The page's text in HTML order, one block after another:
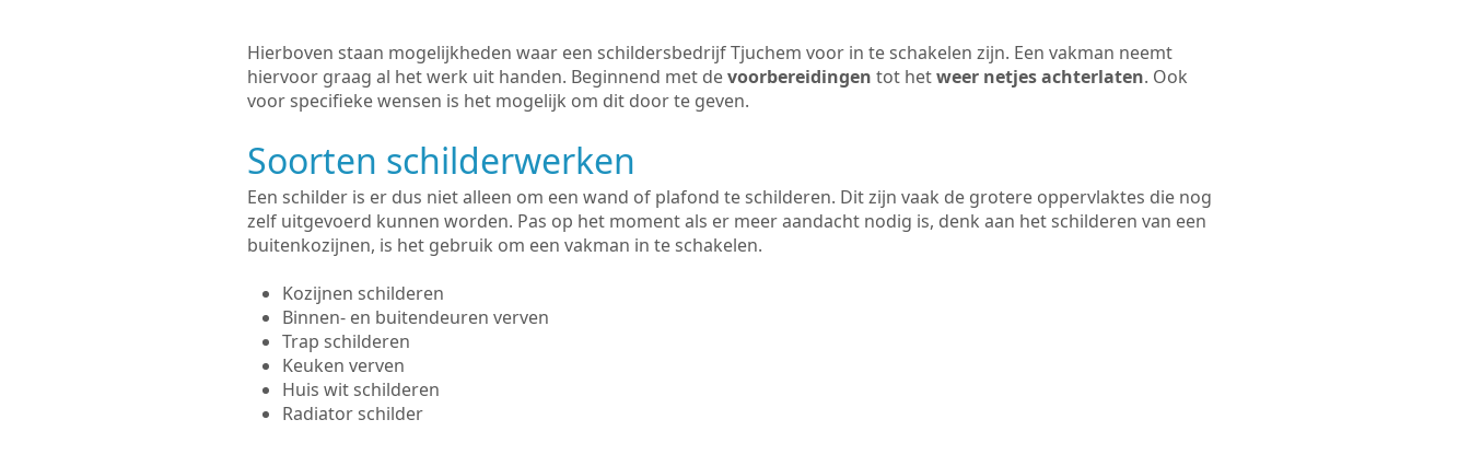
Hierboven staan mogelijkheden waar een schildersbedrijf Tjuchem voor in te schakelen zijn. Een vakman neemt
hiervoor graag al het werk uit handen. Beginnend met devoorbereidingen tot hetweer netjes achterlaten. Ook
voor specifieke wensen is het mogelijk om dit door te geven.
Soorten schilderwerken
Een schilder is er dus niet alleen om een wand of plafond te schilderen. Dit zijn vaak de grotere oppervlaktes die nog
zelf uitgevoerd kunnen worden. Pas op het moment als er meer aandacht nodig is, denk aan het schilderen van een
buitenkozijnen, is het gebruik om een vakman in te schakelen.
Kozijnen schilderen
Binnen- en buitendeuren verven
Trap schilderen
Keuken verven
Huis wit schilderen
Radiator schilder